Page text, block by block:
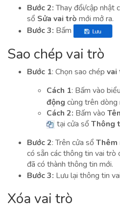
Bước 2:Thay đổi/cập nhật
sổ Sửa vai trò mới mở ra.
Bước 3: Bấm
Sao chép vai trò
Bước 1: Chọn sao chép vai
Cách 1: Bấm vào
động cùng trên dòng
Cách 2: Bấm vào
tại cửa sổ Thông
Bước 2: Trên cửa sổ Thêm
có sẵn các thông tin vai
đã có thành thông tin mới.
Bước 3: Lưu lại thông tin
Xóa vai trò